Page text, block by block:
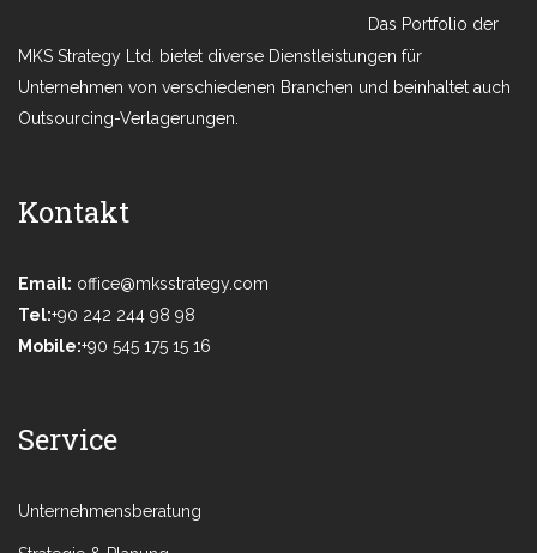
Das Portfolio der
MKS Strategy Ltd. bietet diverse Dienstleistungen für
Unternehmen von verschiedenen Branchen und beinhaltet auch
Outsourcing-Verlagerungen.
Kontakt
Email: office@mksstrategy.com
Tel:+90 242 244 98 98
Mobile:+90 545 175 15 16
Service
Unternehmensberatung